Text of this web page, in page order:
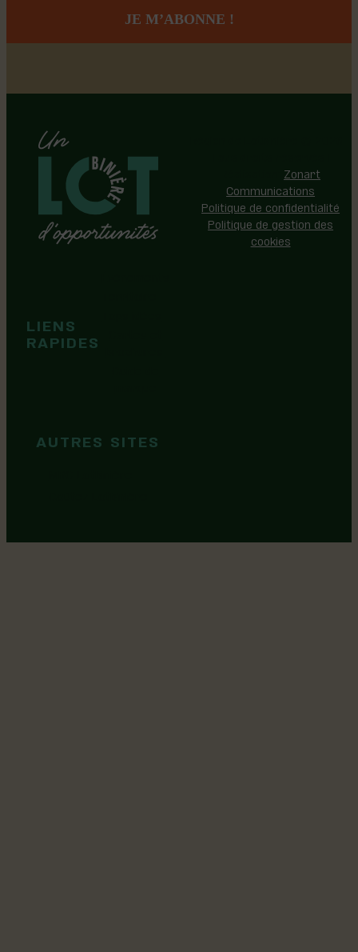
LIENS
RAPIDES
AUTRES SITES
Zonart
Communications
Politique de confidentialité
Politique de gestion des
cookies